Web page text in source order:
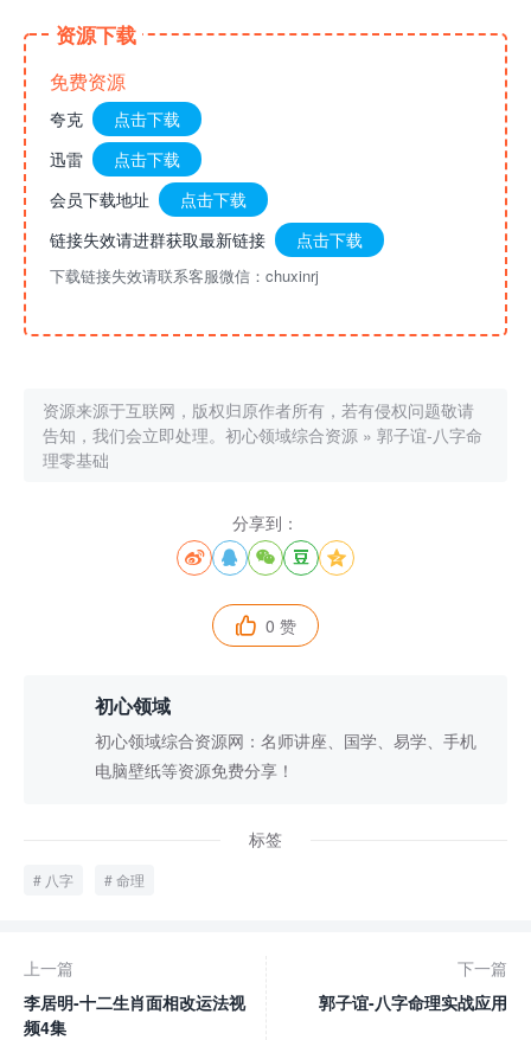
资源下载
免费资源
夸克
点击下载
迅雷
点击下载
会员下载地址
点击下载
链接失效请进群获取最新链接
点击下载
下载链接失效请联系客服微信：chuxinrj
资源来源于互联网，版权归原作者所有，若有侵权问题敬请
告知，我们会立即处理。 初心领域综合资源 » 郭子谊-八字命
理零基础
分享到：
    
 0 赞
初心领域
初心领域综合资源网：名师讲座、国学、易学、手机
电脑壁纸等资源免费分享！
标签
八字 命理
上一篇
李居明-十二生肖面相改运法视
频4集
下一篇
郭子谊-八字命理实战应用